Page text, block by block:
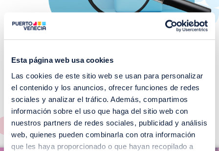
Esta página web usa cookies
Las cookies de este sitio web se usan para personalizar
el contenido y los anuncios, ofrecer funciones de redes
sociales y analizar el tráfico. Además, compartimos
información sobre el uso que haga del sitio web con
nuestros partners de redes sociales, publicidad y análisis
web, quienes pueden combinarla con otra información
que les haya proporcionado o que hayan recopilado a
¡No te pierdas nuestros
EVENTOS!
Ver todos >